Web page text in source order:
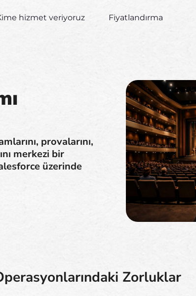
hizmet veriyoruz Fiyatlandırma
provalarını,
merkezi bir
üzerinde
Zorluklar